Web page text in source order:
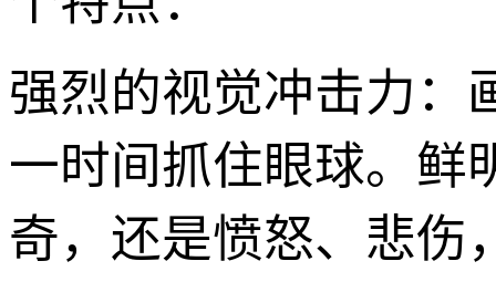
强烈的视觉冲击力：
一时间抓住眼球。鲜
奇，还是愤怒、悲伤